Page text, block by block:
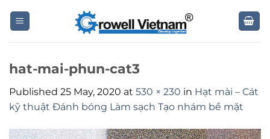
hat-mai-phun-cat3
Published 25 May, 2020 at 530 × 230 in Hạt mài – Cát
kỹ thuật Đánh bóng Làm sạch Tạo nhám bề mặt